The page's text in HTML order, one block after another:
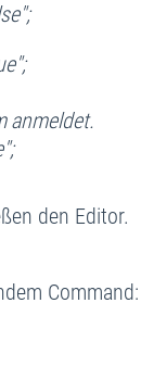
anmeldet.
den Editor.
Command: